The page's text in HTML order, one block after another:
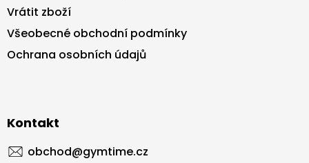
Vrátit zboží
Všeobecné obchodní podmínky
Ochrana osobních údajů
Kontakt
obchod@gymtime.cz